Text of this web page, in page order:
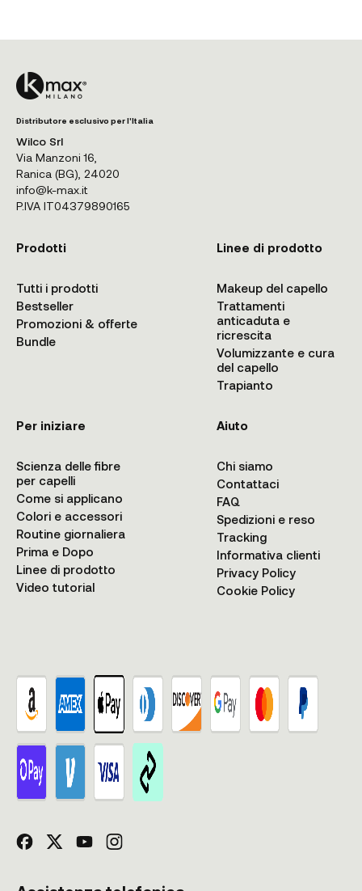
Distributore esclusivo per l'Italia
Wilco Srl
Via Manzoni 16,
Ranica (BG), 24020
info@k-max.it
P.IVA IT04379890165
Prodotti
Tutti i prodotti
Bestseller
Promozioni & offerte
Bundle
Linee di prodotto
Makeup del capello
Trattamenti
anticaduta e
ricrescita
Volumizzante e cura
del capello
Trapianto
Per iniziare
Scienza delle fibre
per capelli
Come si applicano
Colori e accessori
Routine giornaliera
Prima e Dopo
Linee di prodotto
Video tutorial
Aiuto
Chi siamo
Contattaci
FAQ
Spedizioni e reso
Tracking
Informativa clienti
Privacy Policy
Cookie Policy